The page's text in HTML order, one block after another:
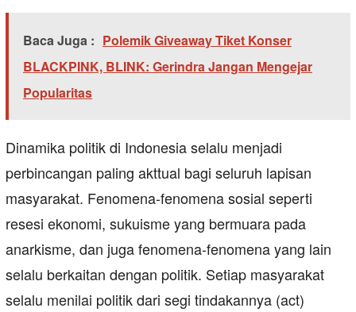
Baca Juga : Polemik Giveaway Tiket Konser
BLACKPINK, BLINK: Gerindra Jangan Mengejar
Popularitas
Dinamika politik di Indonesia selalu menjadi
perbincangan paling akttual bagi seluruh lapisan
masyarakat. Fenomena-fenomena sosial seperti
resesi ekonomi, sukuisme yang bermuara pada
anarkisme, dan juga fenomena-fenomena yang lain
selalu berkaitan dengan politik. Setiap masyarakat
selalu menilai politik dari segi tindakannya (act)